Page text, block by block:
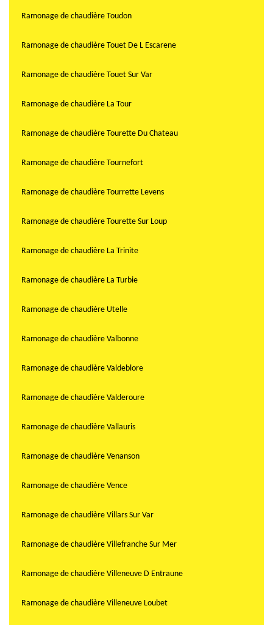
Ramonage de chaudière Toudon
Ramonage de chaudière Touet De L Escarene
Ramonage de chaudière Touet Sur Var
Ramonage de chaudière La Tour
Ramonage de chaudière Tourette Du Chateau
Ramonage de chaudière Tournefort
Ramonage de chaudière Tourrette Levens
Ramonage de chaudière Tourette Sur Loup
Ramonage de chaudière La Trinite
Ramonage de chaudière La Turbie
Ramonage de chaudière Utelle
Ramonage de chaudière Valbonne
Ramonage de chaudière Valdeblore
Ramonage de chaudière Valderoure
Ramonage de chaudière Vallauris
Ramonage de chaudière Venanson
Ramonage de chaudière Vence
Ramonage de chaudière Villars Sur Var
Ramonage de chaudière Villefranche Sur Mer
Ramonage de chaudière Villeneuve D Entraune
Ramonage de chaudière Villeneuve Loubet